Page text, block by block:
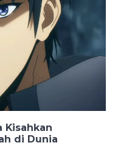
Kisahkan
di Dunia